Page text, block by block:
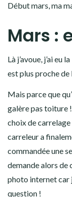
Début mars, ma
Mars :
Là j’avoue, j’ai eu
est plus proche
Mais parce que
galère pas toiture
choix de
carreleur a
commandée une
demande alors de
photo internet car
question !